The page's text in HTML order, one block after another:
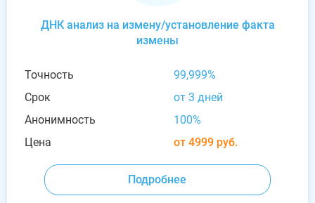
ДНК анализ на измену/установление факта
измены
Точность
99,999%
Срок
от 3 дней
Анонимность
100%
Цена
от 4999 руб.
Подробнее